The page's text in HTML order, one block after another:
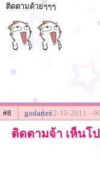
ติดตามด้วยๆๆๆ
#8 godaries22-10-2011 -
ติดตามจ้า เห็นโ